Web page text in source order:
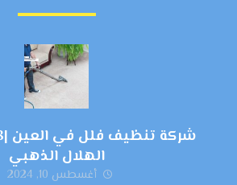
الهلال الذهبي
أغسطس 10, 2024